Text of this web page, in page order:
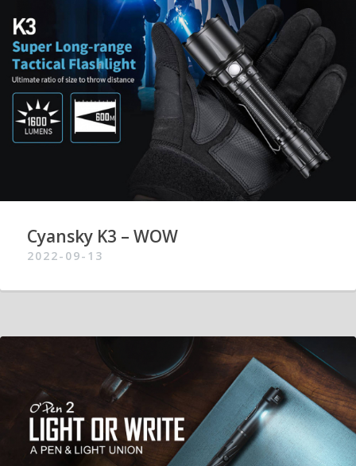
Cyansky K3 – WOW
2022-09-13